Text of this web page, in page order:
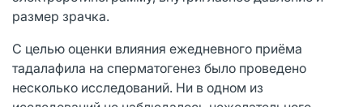
размер зрачка.
С целью оценки влияния ежедневного приёма
тадалафила на сперматогенез было проведено
несколько исследований. Ни в одном из